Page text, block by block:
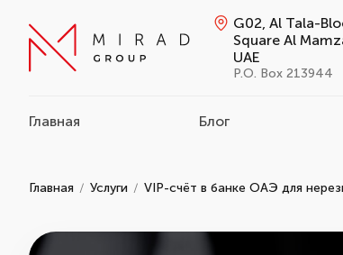
G02, Al Tala-
Square Al
UAE
P.O. Box 213944
Главная Блог
Главная Услуги VIP-счёт в банке ОАЭ для